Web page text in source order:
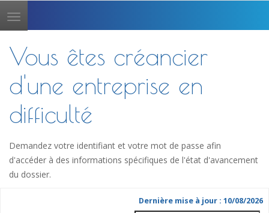
Toggle
navigation
Vous êtes créancier
d'une entreprise en
difficulté
Demandez votre identifiant et votre mot de passe afin
d'accéder à des informations spécifiques de l'état d'avancement
du dossier.
Dernière mise à jour : 10/08/2026